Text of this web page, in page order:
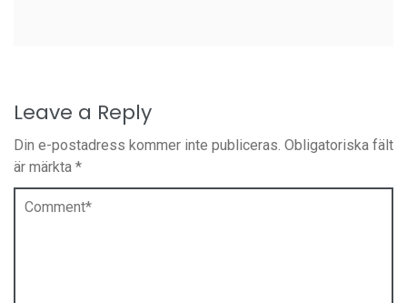
Leave a Reply
Din e-postadress kommer inte publiceras. Obligatoriska fält
är märkta *